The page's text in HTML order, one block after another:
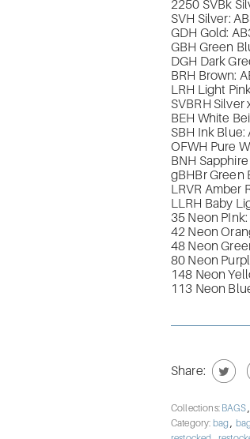
2250 SVBk
SVH Silver:
GDH Gold:
GBH Green
DGH Dark
BRH Brown:
LRH Light
SVBRH Silver
BEH White
SBH Ink
OFWH Pure
BNH
gBHBr Green
LRVR Amber
LLRH Baby
35 Neon
42 Neon
48 Neon
80 Neon
148 Neon
113 Neon
Share:
Collections: BAGS
Category: bag,